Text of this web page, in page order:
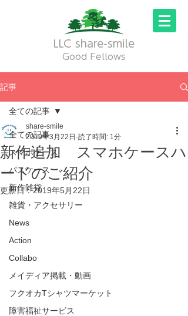
LLC share-smile
Good Fellows
記事
全ての記事
スマホケース
パスケース
新作雑貨
雑貨・アクセサリー
News
Action
Collabo
メイディア掲載・動画
フクオカTシャツマーケット
障害福祉サービス
全ての記事
新作追加 スマホケースハ
ードのご紹介
share-smile
2019年3月22日 読了時間: 1分
更新日：2019年5月22日